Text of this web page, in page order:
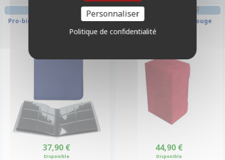
Pro-binder - A4 - 12 Cases - 480
pages - Bleu nuit
37,90 €
Disponible
DECK BOX ET RANGEMENT
Stronghold 200+ XL - Rouge
44,90 €
Disponible
Personnaliser
Politique de confidentialité